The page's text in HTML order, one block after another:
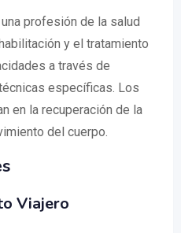
profesión de la salud
y el tratamiento
a través de
específicas. Los
en la recuperación de la
del cuerpo.
Viajero